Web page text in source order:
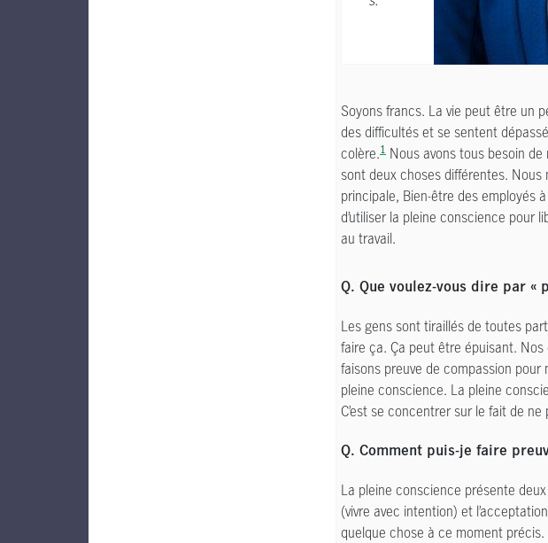
Soyons francs. La vie peut être un
des difficultés et se sentent
colère.1 Nous avons tous besoin
sont deux choses différentes.
principale, Bien-être des employés
d’utiliser la pleine conscience pour
au travail.
Q. Que voulez-vous dire par «
Les gens sont tiraillés de toutes
faire ça. Ça peut être épuisant.
faisons preuve de compassion pour
pleine conscience. La pleine
C’est se concentrer sur le fait de
Q. Comment puis-je faire
La pleine conscience présente
(vivre avec intention) et
quelque chose à ce moment précis.